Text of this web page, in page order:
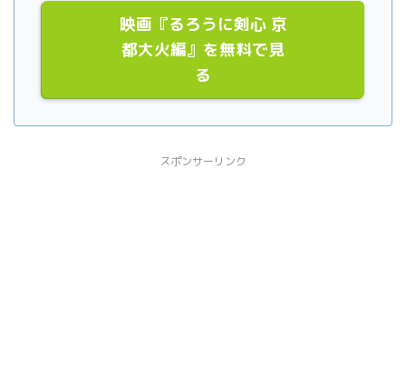
映画『るろうに剣心 京
都大火編』を無料で見
る
スポンサーリンク